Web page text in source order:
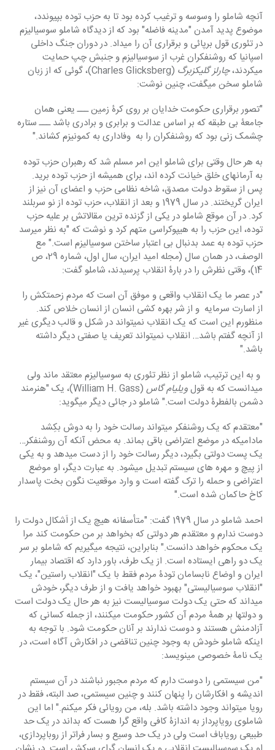
آنچه شاملو را وسوسه و ترغیب کرده بود تا به حزب توده بپیوندد،
موضوع پدید آمدن "مدینه فاضله" بود که از دیدگاه شاملو سوسیالیزم
در تئوری قول برپائی و برقراری آن را میداد. در دوران جنگ داخلی
اسپانیا که روشنفکران غرب از سوسیالیزم و جنبش چپ حمایت
میکردند، چارلز گلیکزبرگ
(Charles Glicksberg)، گوئی که از زبان
شاملو سخن میگفت، چنین نوشت:
"تصور برقراری حکومت خدایان بر روی کرۀ زمین ـــ یعنی همان
جامعۀ بی طبقه که بر اساس عدالت و برابری و برادری باشد ـــ ستاره
چشمک زنی بود که روشنفکران را به  وفاداری به کمونیزم کشاند."
به هر حال وقتی برای شاملو این امر مسلم شد که رهبران حزب توده
به آرمانهای خلق خیانت کرده اند، برای همیشه از حزب توده برید.
پس از سقوط دولت مصدق، شاخه نظامی حزب و اعضای آن نیز از
ایران گریختند. در سال 1979 و بعد از انقلاب، حزب توده از نو سربلند
کرد. در آن موقع شاملو در یکی از گزنده ترین مقالاتش بر علیه حزب
توده، این حزب را به هیپوکراسی متهم کرد و نوشت که "به نظر میرسد
حزب توده به عمد بدنبال بی اعتبار ساختن سوسیالیزم است." مع
الوصف، در همان سال (مجله امید ایران، سال اول، شماره 29، ص
14)، وقتی نظرش را در بارۀ انقلاب پرسیدند، شاملو گفت:
"در عصر ما یک انقلاب واقعی و موفق آن است که مردم زحمتکش را
از اسارت سرمایه  و از شر بهره کشی انسان از انسان خلاص کند.
منظورم این است که یک انقلاب نمیتواند در شکل و قالب دیگری غیر
از آنچه گفتم باشد… انقلاب نمیتواند تعریف یا صفتی دیگر داشته
باشد."
و به این ترتیب، شاملو از نظر تئوری به سوسیالیزم معتقد ماند ولی
میدانست که به قول ویلیام گاس
(William H. Gass)، یک "هنرمند
دشمن بالفطرۀ دولت است." شاملو در جائی دیگر میگوید:
"معتقدم که یک روشنفکر میتواند رسالت خود را به دوش بکِشد
مادامیکه در موضع اعتراضی باقی بماند. به محض آنکه آن روشنفکر…
یک پست دولتی بگیرد، دیگر رسالت خود را از دست میدهد و به یکی
از پیچ و مهره های سیستم تبدیل میشود. به عبارت دیگر، او موضع
اعتراضی و حمله را ترک گفته است و وارد موقعیت نگون بخت پاسدار
کاخ حاکمان شده است."
احمد شاملو در سال 1979 گفت: "متأسفانه هیچ یک از اَشکال دولت را
دوست ندارم و معتقدم هر دولتی که بخواهد بر من حکومت کند مرا
یک محکوم خواهد دانست." بنابراین، نتیجه میگیریم که شاملو بر سر
یک دو راهی ایستاده است. از یک طرف، باور دارد که اقتصاد بیمار
ایران و اوضاع نابسامان تودۀ مردم فقط با یک "انقلاب راستین"، یک
"انقلاب سوسیالیستی" بهبود خواهد یافت و از طرف دیگر، خودش
میداند که حتی یک دولت سوسیالیست نیز به هر حال یک دولت است
و دولتها بر همۀ مردم آن کشور حکومت میکنند، از جمله کسانی که
آزادمنش هستند و دوست ندارند بر آنان حکومت شود. با توجه به
اینکه شاملو خودش به وجود چنین تناقضی در افکارش آگاه است، در
یک نامۀ خصوصی مینویسد:
"من سیستمی را دوست دارم که مردم مجبور نباشند در آن سیستم
اندیشه و افکارشان را پنهان کنند و چنین سیستمی، صد البته، فقط در
رویا میتواند وجود داشته باشد. بله، من رویائی فکر میکنم." اما این
شاملوی رویاپرداز به اندازۀ کافی واقع گرا هست که بداند در یک حد
طبیعی رویاباف است ولی در یک حد وسیع و بسار فراتر از روباپردازی،